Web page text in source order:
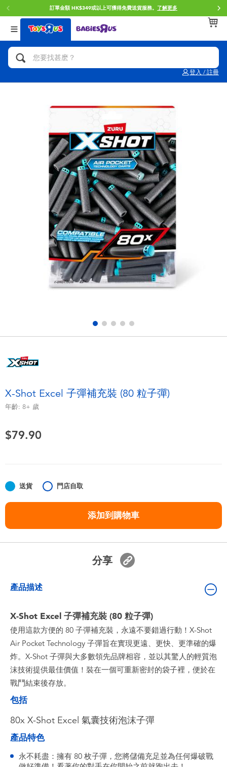
訂單金額 HK$349或以上可獲得免費送貨服務。 了解更多
登入 / 註冊
返回
分類目錄
人氣英雄,角色扮演,射擊玩具
玩具車,貨車,火車及遙控系列
手工藝,文具,蠟筆,泥膠,畫板
娃娃, 芭比,收藏公仔
電子玩具
遊戲及拼圖系列
益智學習玩具
毛毛公仔玩具
夏日用品
任天堂 Switch
返回
品牌
Brunch Brother 早午餐兄弟
Mini Brands
Play-Doh培樂多
Pokemon寶可夢
playpop
LEGO樂高
LeapFrog跳跳蛙
返回
年齢
0~2歳
8~11歳
12~14歳
14歳以上
X-Shot Excel 子彈補充裝 (80 粒子彈)
年齡: 8+ 歲
$79.90
送貨 門店自取
添加到購物車
分享
產品描述
X-Shot Excel 子彈補充裝 (80 粒子彈)
使用這款方便的 80 子彈補充裝，永遠不要錯過行動！X-Shot
Air Pocket Technology 子彈旨在實現更遠、更快、更準確的爆
炸。X-Shot 子彈與大多數領先品牌相容，並以其驚人的輕質泡
沫技術提供最佳價值！裝在一個可重新密封的袋子裡，便於在
戰鬥結束後存放。
包括
80x X-Shot Excel 氣囊技術泡沫子彈
產品特色
永不耗盡：擁有 80 枚子彈，您將儲備充足並為任何爆破戰